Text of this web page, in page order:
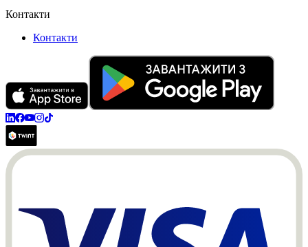
Контакти
Контакти